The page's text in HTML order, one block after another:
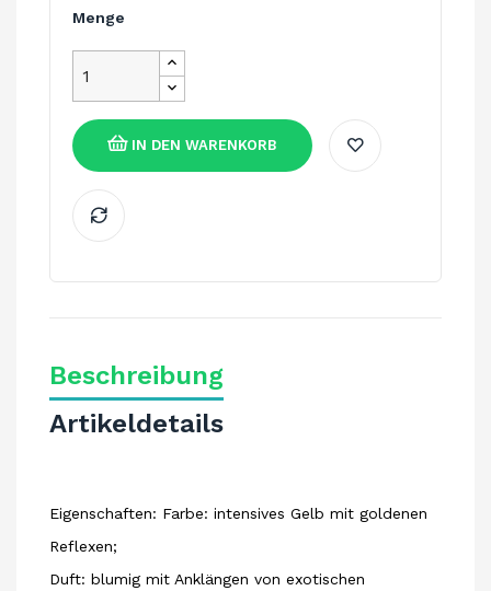
Menge
IN DEN WARENKORB
Beschreibung
Artikeldetails
Eigenschaften: Farbe: intensives Gelb mit goldenen
Reflexen;
Duft: blumig mit Anklängen von exotischen